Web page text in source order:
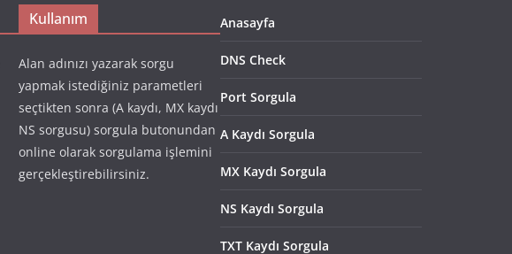
Kullanım
Alan adınızı yazarak sorgu
yapmak istediğiniz parametleri
seçtikten sonra (A kaydı, MX kaydı
NS sorgusu) sorgula butonundan
online olarak sorgulama işlemini
gerçekleştirebilirsiniz.
Anasayfa
DNS Check
Port Sorgula
A Kaydı Sorgula
MX Kaydı Sorgula
NS Kaydı Sorgula
TXT Kaydı Sorgula